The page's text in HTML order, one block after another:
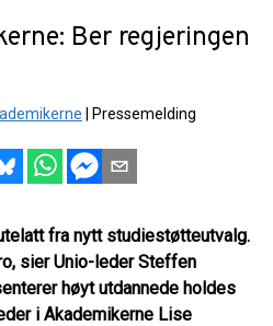
Ber regjeringen
Pressemelding
fra nytt studiestøtteutvalg.
sier Unio-leder Steffen
høyt utdannede holdes
i Akademikerne Lise